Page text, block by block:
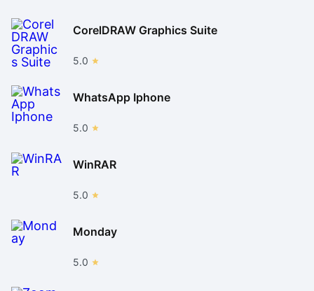
CorelDRAW Graphics Suite
5.0
WhatsApp Iphone
5.0
WinRAR
5.0
Monday
5.0